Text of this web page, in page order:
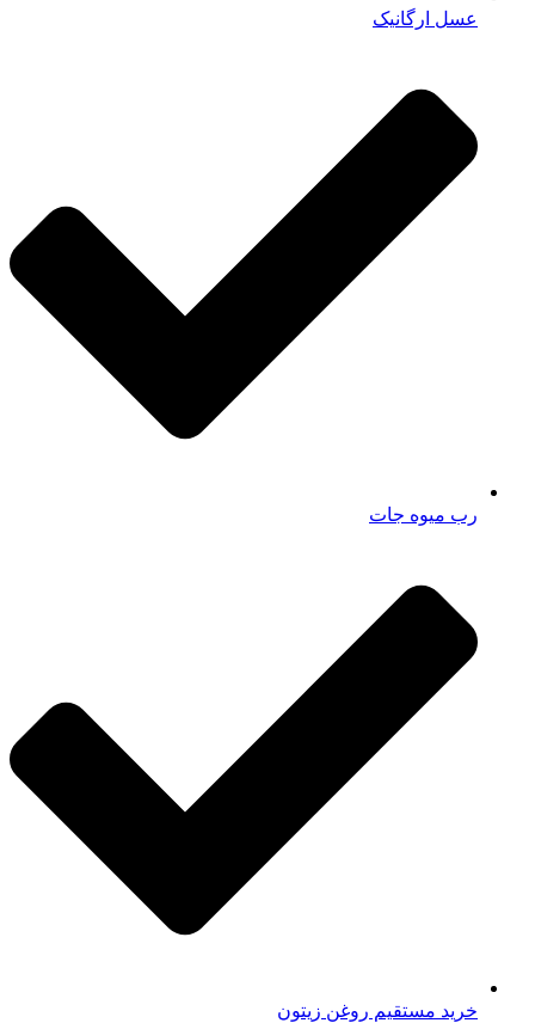
عسل ارگانیک
رب میوه جات
خرید مستقیم روغن زیتون